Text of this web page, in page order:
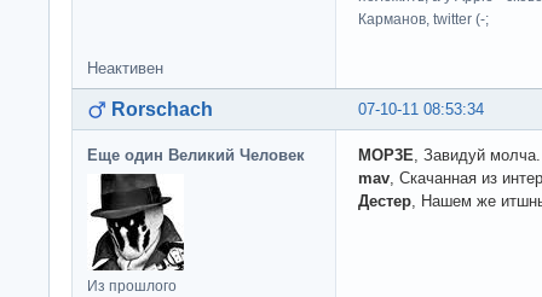
Карманов, twitter (-;
Неактивен
07-10-11 08:53:34
Rorschach
Еще один Великий Человек
Из прошлого
MOP3E, Завидуй молча.
mav, Скачанная из
Дестер, Нашем же